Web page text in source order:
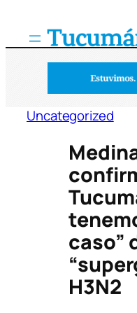
Uncategorized
caso”
H3N2